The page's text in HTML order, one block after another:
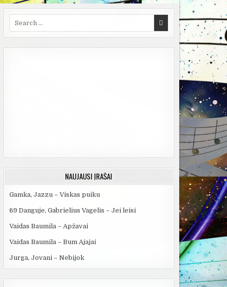
NAUJAUSI ĮRAŠAI
Gamka, Jazzu – Viskas puiku
69 Danguje, Gabrielius Vagelis – Jei leisi
Vaidas Baumila – Apžavai
Vaidas Baumila – Bum Ajajai
Jurga, Jovani – Nebijok